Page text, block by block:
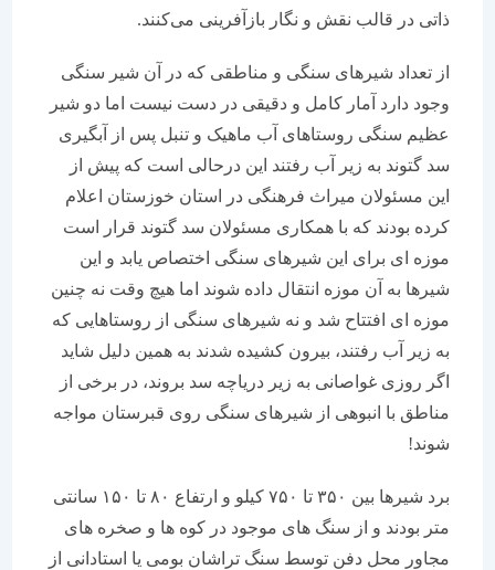
ذاتی در قالب نقش‌ و نگار بازآفرینی می‌کنند.
از تعداد شیرهای سنگی و مناطقی که در آن شیر سنگی
وجود دارد آمار کامل و دقیقی در دست نیست اما دو شیر
عظیم سنگی روستاهای آب ماهیک و تنبل پس از آبگیری
سد گتوند به زیر آب رفتند این درحالی است که پیش از
این مسئولان میراث فرهنگی در استان خوزستان اعلام
کرده بودند که با همکاری مسئولان سد گتوند قرار است
موزه ای برای این شیرهای سنگی اختصاص یابد و این
شیرها به آن موزه انتقال داده شوند اما هیچ وقت نه چنین
موزه ای افتتاح شد و نه شیرهای سنگی از روستاهایی که
به زیر آب رفتند، بیرون کشیده شدند به همین دلیل شاید
اگر روزی غواصانی به زیر دریاچه سد بروند، در برخی از
مناطق با انبوهی از شیرهای سنگی روی قبرستان مواجه
برد شیرها بین ۳۵۰ تا ۷۵۰ کیلو و ارتفاع ۸۰ تا ۱۵۰ سانتی
متر بودند و از سنگ های موجود در کوه ها و صخره های
مجاور محل دفن توسط سنگ تراشان بومی یا استادانی از